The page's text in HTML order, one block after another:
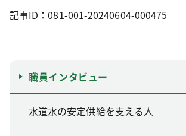
記事ID：081-001-20240604-000475
職員インタビュー
水道水の安定供給を支える人